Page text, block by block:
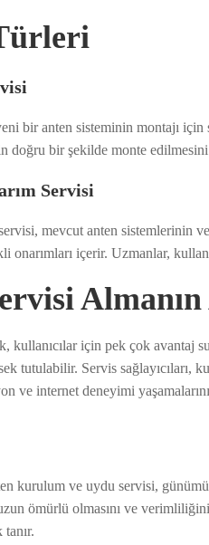
bir anten sisteminin montajı için
doğru bir şekilde monte edilmesini
Servisi
mevcut anten sistemlerinin
onarımları içerir. Uzmanlar,
kullanıcılar için pek çok avantaj
tutulabilir. Servis sağlayıcıları,
ve internet deneyimi
kurulum ve uydu servisi,
ömürlü olmasını ve
tanır.